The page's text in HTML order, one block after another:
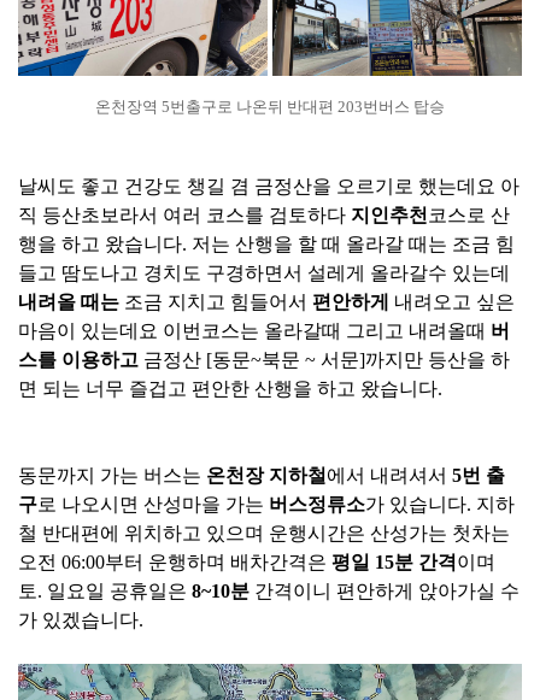
온천장역 5번출구로 나온뒤 반대편 203번버스 탑승
날씨도 좋고 건강도 챙길 겸 금정산을 오르기로 했는데요 아
직 등산초보라서 여러 코스를 검토하다 지인추천 코스로 산
행을 하고 왔습니다. 저는 산행을 할 때 올라갈 때는 조금 힘
들고 땀도나고 경치도 구경하면서 설레게 올라갈수 있는데
내려올 때는 조금 지치고 힘들어서 편안하게
내려오고 싶은
마음이 있는데요 이번코스는 올라갈때 그리고 내려올때 버
스를 이용하고 금정산 [동문~북문 ~ 서문]까지만 등산을 하
면 되는 너무 즐겁고 편안한 산행을 하고 왔습니다.
동문까지 가는 버스는 온천장 지하철 에서 내려셔서 5번 출
구로 나오시면 산성마을 가는 버스정류소가 있습니다. 지하
철 반대편에 위치하고 있으며 운행시간은 산성가는 첫차는
오전 06:00부터 운행하며 배차간격은 평일 15분 간격이며
토. 일요일 공휴일은 8~10분 간격이니 편안하게 앉아가실 수
가 있겠습니다.